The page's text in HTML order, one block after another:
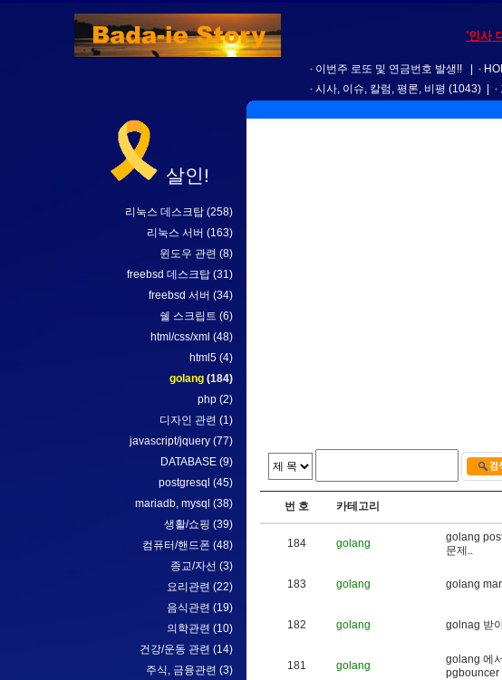
'인사
이번주 로또 및 연금번호 발생!!
시사, 이슈, 칼럼, 평론, 비평 (1043)
살인!
리눅스 데스크탑 (258)
리눅스 서버 (163)
윈도우 관련 (8)
freebsd 데스크탑 (31)
freebsd 서버 (34)
쉘 스크립트 (6)
html/css/xml (48)
html5 (4)
golang (184)
php (2)
디자인 관련 (1)
javascript/jquery (77)
DATABASE (9)
postgresql (45)
mariadb, mysql (38)
생활/쇼핑 (39)
컴퓨터/핸드폰 (48)
종교/자선 (3)
요리관련 (22)
음식관련 (19)
의학관련 (10)
건강/운동 관련 (14)
주식, 금융관련 (3)
번 호 카테고리
184 golang go ang pos
문제 ..
183 golang go ang mar
182 golang go nag 받
181 golang go ang 에 서
pgbouncer